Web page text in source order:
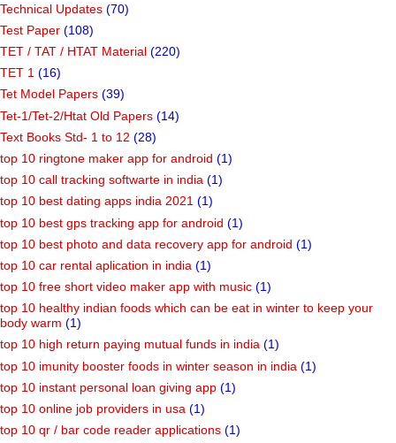
Technical Updates (70)
Test Paper (108)
TET / TAT / HTAT Material (220)
TET 1 (16)
Tet Model Papers (39)
Tet-1/Tet-2/Htat Old Papers (14)
Text Books Std- 1 to 12 (28)
top 10 ringtone maker app for android (1)
top 10 call tracking softwarte in india (1)
top 10 best dating apps india 2021 (1)
top 10 best gps tracking app for android (1)
top 10 best photo and data recovery app for android (1)
top 10 car rental aplication in india (1)
top 10 free short video maker app with music (1)
top 10 healthy indian foods which can be eat in winter to keep your
body warm (1)
top 10 high return paying mutual funds in india (1)
top 10 imunity booster foods in winter season in india (1)
top 10 instant personal loan giving app (1)
top 10 online job providers in usa (1)
top 10 qr / bar code reader applications (1)